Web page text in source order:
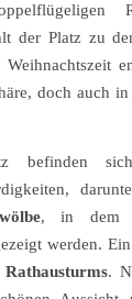
der Platz zu
doch auch
befinden
, in dem
werden.
Rathausturms.